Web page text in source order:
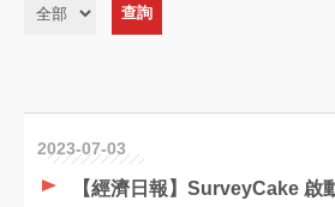
2023-07-03
【經濟日報】SurveyCake 啟